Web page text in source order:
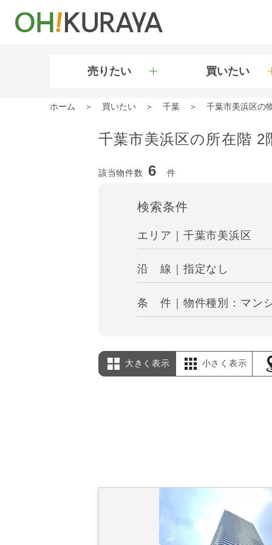
売りたい 買いたい
ホーム 買いたい 千葉 千葉市美浜区の
千葉市美浜区の所在階 2
該当物件数 6 件
検索条件
エリア｜千葉市美浜区
沿 線｜指定なし
条 件｜物件種別：マン
大きく表示 小さく表示